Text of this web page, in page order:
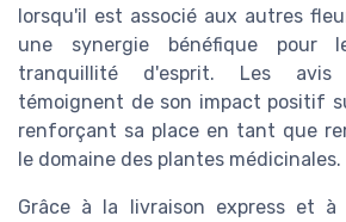
lorsqu'il est associé aux autres
une synergie bénéfique pour
tranquillité d'esprit. Les avis
témoignent de son impact positif
renforçant sa place en tant que
le domaine des plantes médicinales.
Grâce à la livraison express et